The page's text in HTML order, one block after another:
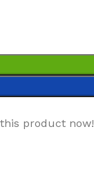
product now!